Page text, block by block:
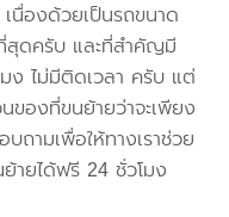
นื่องด้วยเป็นรถขนาด
สุดครับ และที่สำคัญมี
ง ไม่มีติดเวลา ครับ แต่
ของที่ขนย้ายว่าจะเพียง
ถามเพื่อให้ทางเราช่วย
ายได้ฟรี 24 ชั่วโมง